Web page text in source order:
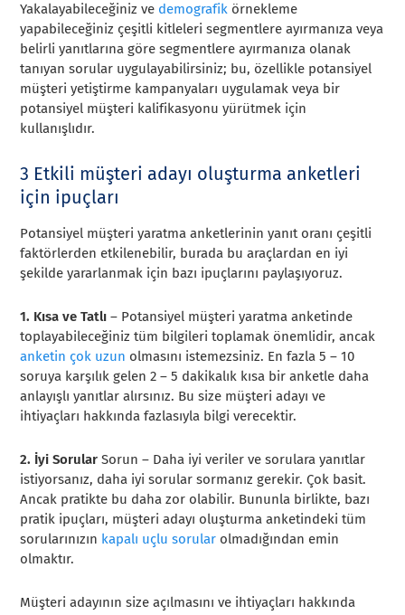
Yakalayabileceğiniz ve demografik örnekleme
yapabileceğiniz çeşitli kitleleri segmentlere ayırmanıza veya
belirli yanıtlarına göre segmentlere ayırmanıza olanak
tanıyan sorular uygulayabilirsiniz; bu, özellikle potansiyel
müşteri yetiştirme kampanyaları uygulamak veya bir
potansiyel müşteri kalifikasyonu yürütmek için
kullanışlıdır.
3 Etkili müşteri adayı oluşturma anketleri
için ipuçları
Potansiyel müşteri yaratma anketlerinin yanıt oranı çeşitli
faktörlerden etkilenebilir, burada bu araçlardan en iyi
şekilde yararlanmak için bazı ipuçlarını paylaşıyoruz.
1. Kısa ve Tatlı – Potansiyel müşteri yaratma anketinde
toplayabileceğiniz tüm bilgileri toplamak önemlidir, ancak
anketin çok uzun olmasını istemezsiniz. En fazla 5 – 10
soruya karşılık gelen 2 – 5 dakikalık kısa bir anketle daha
anlayışlı yanıtlar alırsınız. Bu size müşteri adayı ve
ihtiyaçları hakkında fazlasıyla bilgi verecektir.
2. İyi Sorular Sorun – Daha iyi veriler ve sorulara yanıtlar
istiyorsanız, daha iyi sorular sormanız gerekir. Çok basit.
Ancak pratikte bu daha zor olabilir. Bununla birlikte, bazı
pratik ipuçları, müşteri adayı oluşturma anketindeki tüm
sorularınızın kapalı uçlu sorular olmadığından emin
olmaktır.
Müşteri adayının size açılmasını ve ihtiyaçları hakkında